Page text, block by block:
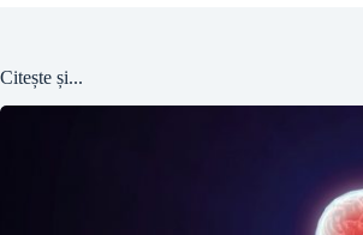
Citește și...